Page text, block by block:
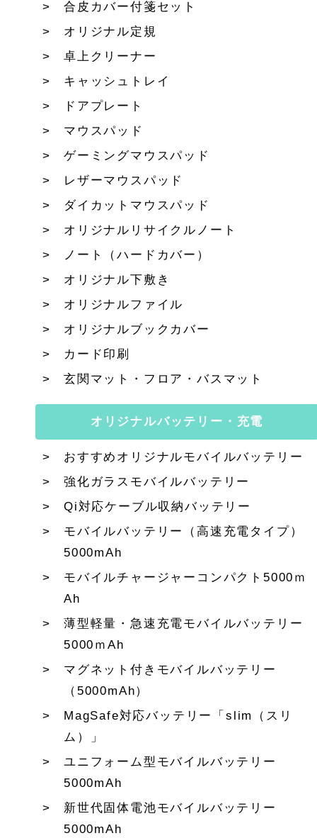
合皮カバー付箋セット
オリジナル定規
卓上クリーナー
キャッシュトレイ
ドアプレート
マウスパッド
ゲーミングマウスパッド
レザーマウスパッド
ダイカットマウスパッド
オリジナルリサイクルノート
ノート（ハードカバー）
オリジナル下敷き
オリジナルファイル
オリジナルブックカバー
カード印刷
玄関マット・フロア・バスマット
オリジナルバッテリー・充電
おすすめオリジナルモバイルバッテリー
強化ガラスモバイルバッテリー
Qi対応ケーブル収納バッテリー
モバイルバッテリー（高速充電タイプ）
5000mAh
モバイルチャージャーコンパクト5000ｍ
Ah
薄型軽量・急速充電モバイルバッテリー
5000ｍAh
マグネット付きモバイルバッテリー
（5000mAh）
MagSafe対応バッテリー「slim（スリ
ム）」
ユニフォーム型モバイルバッテリー
5000mAh
新世代固体電池モバイルバッテリー
5000mAh